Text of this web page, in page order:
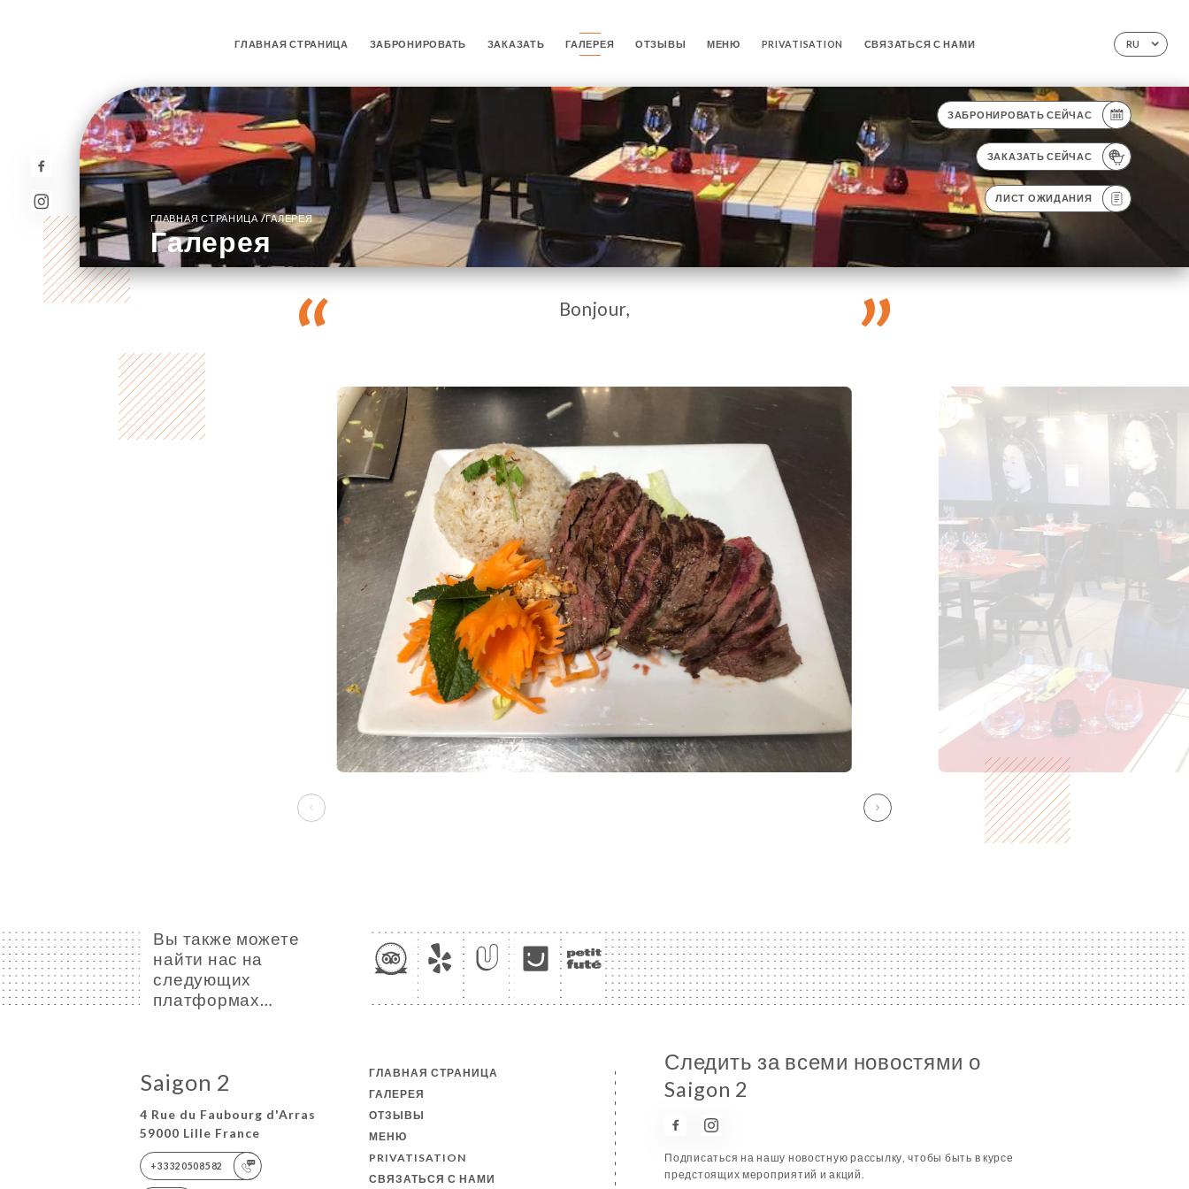
RU
ГЛАВНАЯ СТРАНИЦА ЗАБРОНИРОВАТЬ ЗАКАЗАТЬ ГАЛЕРЕЯ ОТЗЫВЫ МЕНЮ PRIVATISATION СВЯЗАТЬСЯ С НАМИ
ЗАБРОНИРОВАТЬ СЕЙЧАС
ЗАКАЗАТЬ СЕЙЧАС
ЛИСТ ОЖИДАНИЯ
ГЛАВНАЯ СТРАНИЦА /ГАЛЕРЕЯ
Галерея
Bonjour,
Вы также можете
найти нас на
следующих
платформах…
Saigon 2
4 Rue du Faubourg d'Arras
59000 Lille France
+33320508582
ГЛАВНАЯ СТРАНИЦА
ГАЛЕРЕЯ
ОТЗЫВЫ
МЕНЮ
PRIVATISATION
СВЯЗАТЬСЯ С НАМИ
Следить за всеми новостями о
Saigon 2
Подписаться на нашу новостную рассылку, чтобы быть в курсе
предстоящих мероприятий и акций.